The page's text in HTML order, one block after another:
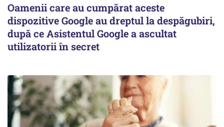
Oamenii care au cumpărat aceste
dispozitive Google au dreptul la despăgubiri,
după ce Asistentul Google a ascultat
utilizatorii în secret